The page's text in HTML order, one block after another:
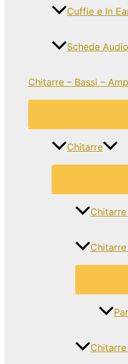
Cuffie e In
Schede
Chitarre – Bassi –
Chitarre